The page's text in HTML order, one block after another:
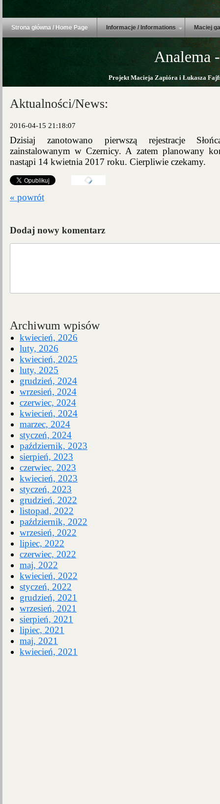
Strona główna / Home Page Informacje / Informations Maciej
Analema
Projekt Macieja Zapióra i Łukasza
Aktualności/News:
2016-04-15 21:18:07
Dzisiaj zanotowano pierwszą rejestracje
zainstalowanym w Czernicy. A zatem planowany
nastąpi 14 kwietnia 2017 roku. Cierpliwie czekamy.
« powrót
Dodaj nowy komentarz
Archiwum wpisów
kwiecień, 2026
luty, 2026
kwiecień, 2025
luty, 2025
grudzień, 2024
wrzesień, 2024
czerwiec, 2024
kwiecień, 2024
marzec, 2024
styczeń, 2024
październik, 2023
sierpień, 2023
czerwiec, 2023
kwiecień, 2023
styczeń, 2023
grudzień, 2022
listopad, 2022
październik, 2022
wrzesień, 2022
lipiec, 2022
czerwiec, 2022
maj, 2022
kwiecień, 2022
styczeń, 2022
grudzień, 2021
wrzesień, 2021
sierpień, 2021
lipiec, 2021
maj, 2021
kwiecień, 2021